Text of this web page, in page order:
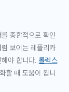
종합적으로 확인
보이는 레플리카
야 합니다. 롤렉스
할 때 도움이 됩니